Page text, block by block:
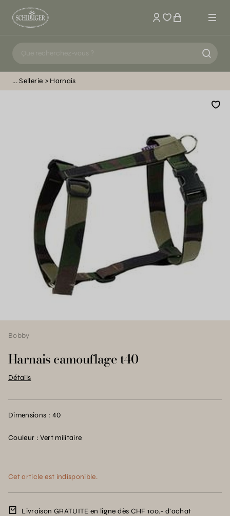
Mon compte
Sellerie Harnais
Bobby
Harnais camouflage t40
Détails
Dimensions : 40
Couleur : Vert militaire
Cet article est indisponible.
Livraison GRATUITE en ligne dès CHF 100.- d’achat